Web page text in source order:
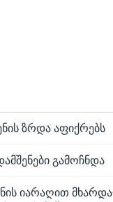
ზრდა აფიქრებს
გამოჩნდა
იარაღით